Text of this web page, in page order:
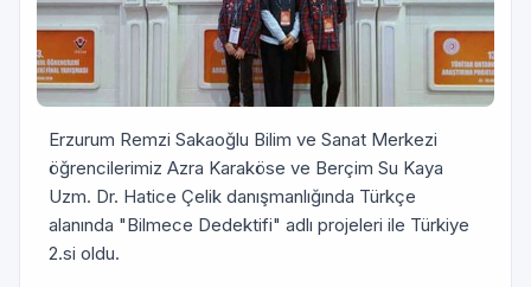
Erzurum Remzi Sakaoğlu Bilim ve Sanat Merkezi
öğrencilerimiz Azra Karaköse ve Berçim Su Kaya
Uzm. Dr. Hatice Çelik danışmanlığında Türkçe
alanında "Bilmece Dedektifi" adlı projeleri ile Türkiye
2.si oldu.